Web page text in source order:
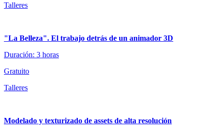
Talleres
"La Belleza". El trabajo detrás de un animador 3D
Duración: 3 horas
Gratuito
Talleres
Modelado y texturizado de assets de alta resolución